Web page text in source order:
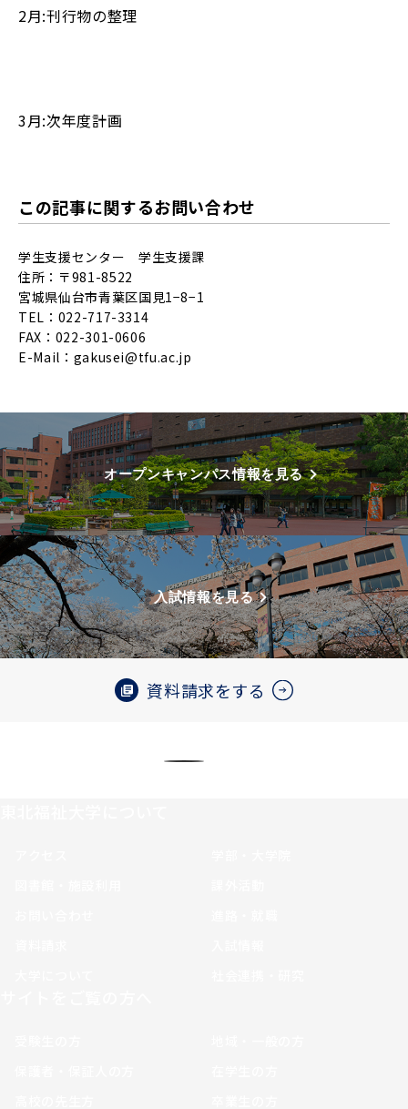
2月:刊行物の整理
3月:次年度計画
この記事に関するお問い合わせ
学生支援センター 学生支援課
住所：〒981-8522
宮城県仙台市青葉区国見1−8−1
TEL：022-717-3314
FAX：022-301-0606
E-Mail： gakusei@tfu.ac.jp
オープンキャンパス情報を見る
入試情報を見る
資料請求をする